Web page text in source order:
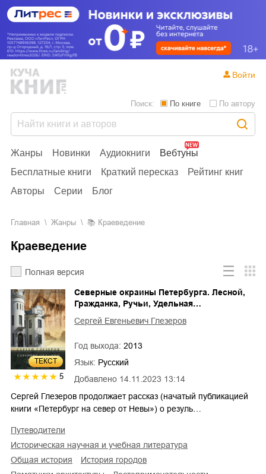
Жанры Новинки Аудиокниги
Вебтуны
Бесплатные книги
Краткий пересказ
Рейтинг книг
Авторы
Серии Блог
Поиск: По книге По автору
Войти
Главная Жанры Краеведение
Краеведение
Полная версия
ТЕКСТ
5 Добавлено 14.11.2023 13:14
Северные окраины Петербурга. Лесной,
Гражданка, Ручьи, Удельная…
Сергей Евгеньевич Глезеров
Год выхода: 2013
Язык: Русский
Сергей Глезеров продолжает рассказ (начатый публикацией
книги «Петербург на север от Невы») о резуль…
путеводители
историческая научная и учебная литература
общая история
история городов